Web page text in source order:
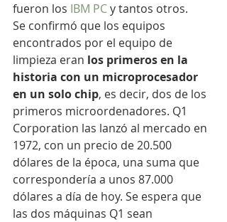
fueron los IBM PC y tantos otros.
Se confirmó que los equipos
encontrados por el equipo de
limpieza eran los primeros en la
historia con un microprocesador
en un solo chip, es decir, dos de los
primeros microordenadores. Q1
Corporation las lanzó al mercado en
1972, con un precio de 20.500
dólares de la época, una suma que
correspondería a unos 87.000
dólares a día de hoy. Se espera que
las dos máquinas Q1 sean